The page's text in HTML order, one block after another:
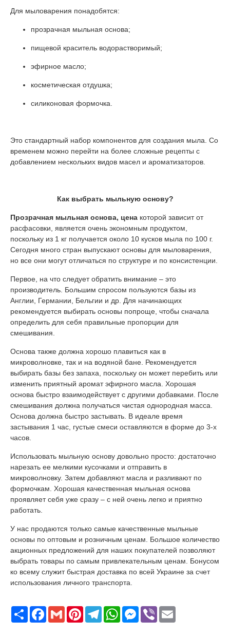
Для мыловарения понадобятся:
прозрачная мыльная основа;
пищевой краситель водорастворимый;
эфирное масло;
косметическая отдушка;
силиконовая формочка.
Это стандартный набор компонентов для создания мыла. Со
временем можно перейти на более сложные рецепты с
добавлением нескольких видов масел и ароматизаторов.
Как выбрать мыльную основу?
Прозрачная мыльная основа, цена которой зависит от
расфасовки, является очень экономным продуктом,
поскольку из 1 кг получается около 10 кусков мыла по 100 г.
Сегодня много стран выпускают основы для мыловарения,
но все они могут отличаться по структуре и по консистенции.
Первое, на что следует обратить внимание – это
производитель. Большим спросом пользуются базы из
Англии, Германии, Бельгии и др. Для начинающих
рекомендуется выбирать основы попроще, чтобы сначала
определить для себя правильные пропорции для
смешивания.
Основа также должна хорошо плавиться как в
микроволновке, так и на водяной бане. Рекомендуется
выбирать базы без запаха, поскольку он может перебить или
изменить приятный аромат эфирного масла. Хорошая
основа быстро взаимодействует с другими добавками. После
смешивания должна получаться чистая однородная масса.
Основа должна быстро застывать. В идеале время
застывания 1 час, густые смеси оставляются в форме до 3-х
часов.
Использовать мыльную основу довольно просто: достаточно
нарезать ее мелкими кусочками и отправить в
микроволновку. Затем добавляют масла и разливают по
формочкам. Хорошая качественная мыльная основа
проявляет себя уже сразу – с ней очень легко и приятно
работать.
У нас продаются только самые качественные мыльные
основы по оптовым и розничным ценам. Большое количество
акционных предложений для наших покупателей позволяют
выбрать товары по самым привлекательным ценам. Бонусом
ко всему служит быстрая доставка по всей Украине за счет
использования личного транспорта.
ПоширитиFacebook
Gmail PinterestTelegramWhatsAppMessenger
Viber